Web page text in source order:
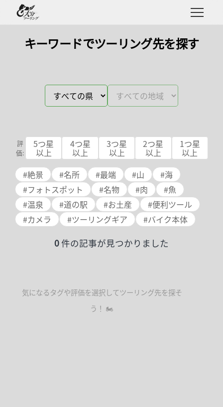
キーワードでツーリング先を探す
評
価:
5つ星
以上
4つ星
以上
3つ星
以上
2つ星
以上
1つ星
以上
#絶景 #名所 #最端 #山 #海
#フォトスポット #名物 #肉 #魚
#温泉 #道の駅 #お土産 #便利ツール
#カメラ #ツーリングギア #バイク本体
0件の記事が見つかりました
気になるタグや評価を選択してツーリング先を探そ
う！ 🏍️